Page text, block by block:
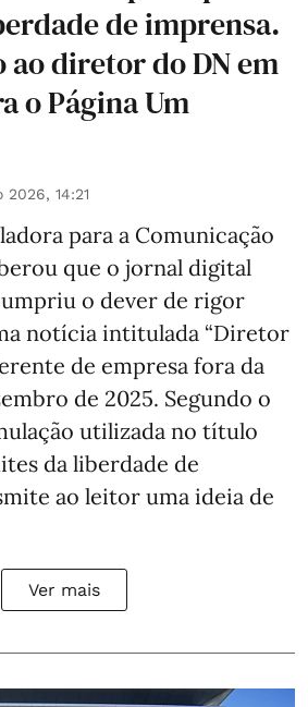
de imprensa.
ao diretor do DN em
o Página Um
2026, 14:21
para a Comunicação
que o jornal digital
o dever de rigor
notícia intitulada “Diretor
de empresa fora da
de 2025. Segundo o
utilizada no título
da liberdade de
ao leitor uma ideia de
Ver mais